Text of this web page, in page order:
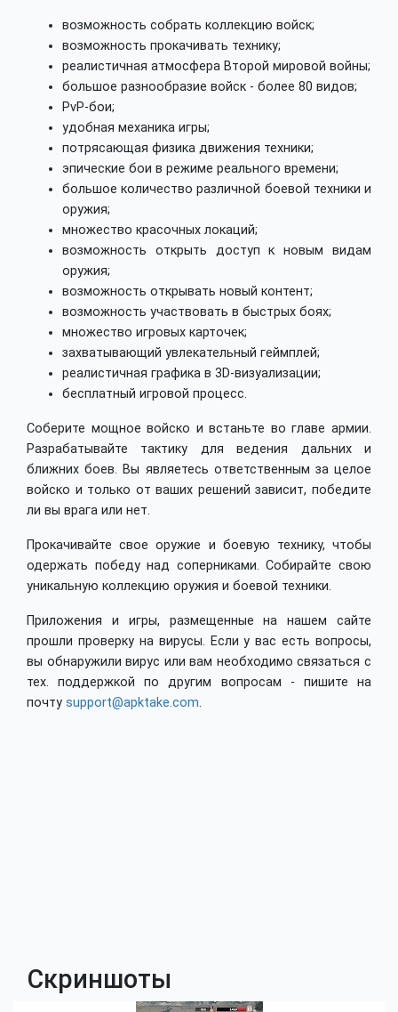
возможность собрать коллекцию войск;
возможность прокачивать технику;
реалистичная атмосфера Второй мировой войны;
большое разнообразие войск - более 80 видов;
PvP-бои;
удобная механика игры;
потрясающая физика движения техники;
эпические бои в режиме реального времени;
большое количество различной боевой техники и
оружия;
множество красочных локаций;
возможность открыть доступ к новым видам
оружия;
возможность открывать новый контент;
возможность участвовать в быстрых боях;
множество игровых карточек;
захватывающий увлекательный геймплей;
реалистичная графика в 3D-визуализации;
бесплатный игровой процесс.
Соберите мощное войско и встаньте во главе армии.
Разрабатывайте тактику для ведения дальних и
ближних боев. Вы являетесь ответственным за целое
войско и только от ваших решений зависит, победите
ли вы врага или нет.
Прокачивайте свое оружие и боевую технику, чтобы
одержать победу над соперниками. Собирайте свою
уникальную коллекцию оружия и боевой техники.
Приложения и игры, размещенные на нашем сайте
прошли проверку на вирусы. Если у вас есть вопросы,
вы обнаружили вирус или вам необходимо связаться с
тех. поддержкой по другим вопросам - пишите на
почту support@apktake.com.
Скриншоты